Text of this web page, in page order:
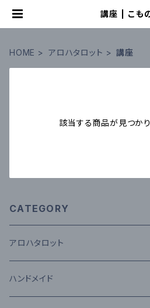
講座 | こも
HOME アロハタロット 講座
該当する商品が見つかり
CATEGORY
アロハタロット
タロットカード
ハンドメイド